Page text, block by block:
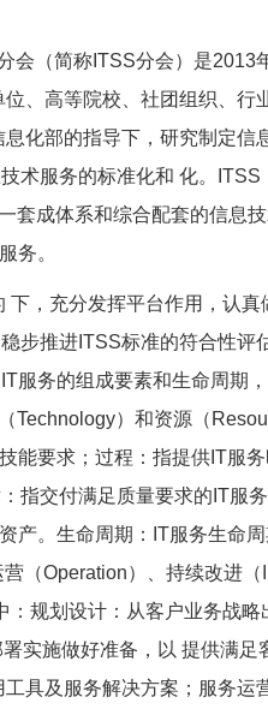
会（简称ITSS分会）是2013
、高等院校、社团组织、行
化部的指导下，研究制定信
术服务的标准化和 化。
套成体系和综合配套的信息
务。
下，充分发挥平台作用，认
步推进ITSS标准的符合性评
服务的组成要素和生命周期
Technology）和资源（
能要求；过程：指提供IT服
指交付满足质量要求的IT服
产。生命周期：IT服务生命
（Operation）、持续改进
规划设计：从客户业务战
实施做好准备，以 提供满足
具及服务解决方案；服务运